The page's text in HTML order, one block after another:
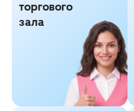
торгового
зала